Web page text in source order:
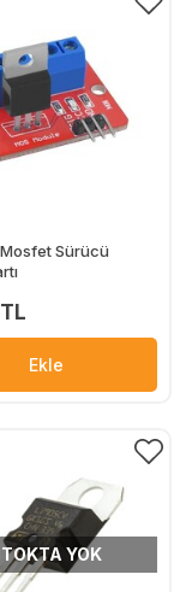
Sürücü
Ekle
YOK